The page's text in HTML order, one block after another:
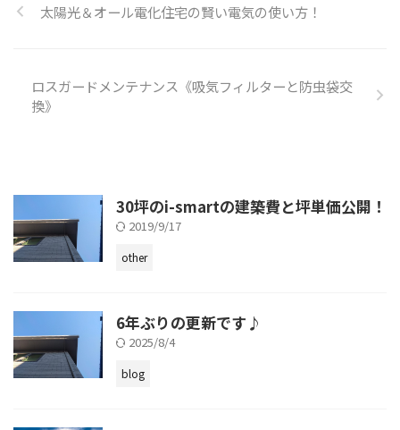
太陽光＆オール電化住宅の賢い電気の使い方！
ロスガードメンテナンス《吸気フィルターと防虫袋交
換》
30坪のi-smartの建築費と坪単価公開！
2019/9/17
other
6年ぶりの更新です♪
2025/8/4
blog